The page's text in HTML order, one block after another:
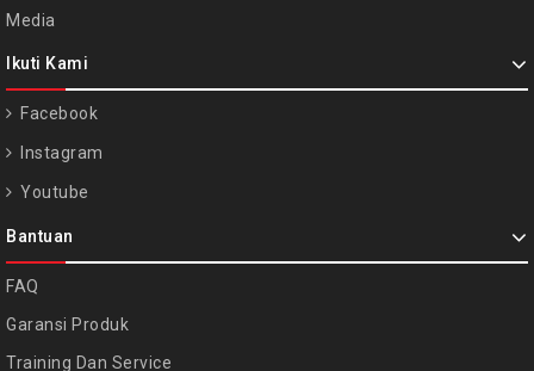
Media
Ikuti Kami
Facebook
Instagram
Youtube
Bantuan
FAQ
Garansi Produk
Training Dan Service